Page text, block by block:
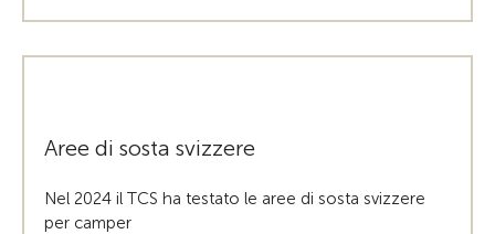
Aree di sosta svizzere
Nel 2024 il TCS ha testato le aree di sosta svizzere
per camper